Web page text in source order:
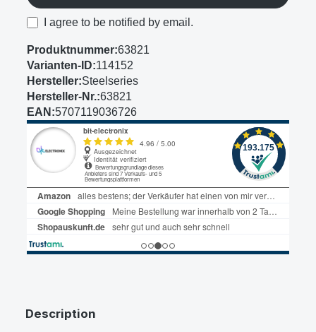
I agree to be notified by email.
Produktnummer:63821
Varianten-ID:114152
Hersteller:Steelseries
Hersteller-Nr.:63821
EAN:5707119036726
Description